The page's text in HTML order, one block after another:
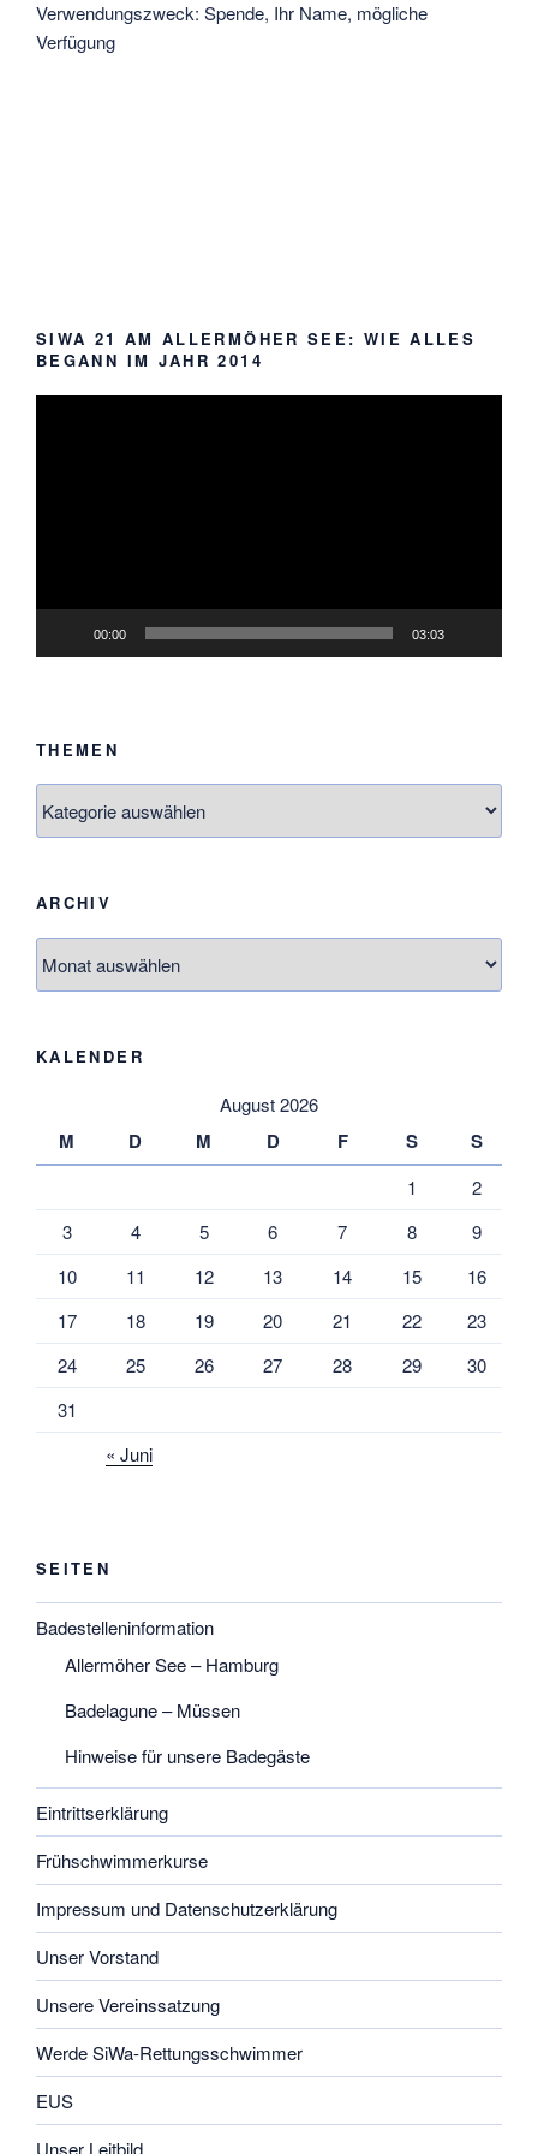
Verwendungszweck: Spende, Ihr Name, mögliche
Verfügung
SIWA 21 AM ALLERMÖHER SEE: WIE ALLES
BEGANN IM JAHR 2014
00:00 03:03
THEMEN
ARCHIV
KALENDER
August 2026
M D M D F S S
1
2
3
4 5 6 7 8
9
10
11 12 13 14 15
16
17
18 19 20 21 22
23
24
25 26 27 28 29
30
31
« Juni
SEITEN
Badestelleninformation
Allermöher See – Hamburg
Badelagune – Müssen
Hinweise für unsere Badegäste
Eintrittserklärung
Frühschwimmerkurse
Impressum und Datenschutzerklärung
Unser Vorstand
Unsere Vereinssatzung
Werde SiWa-Rettungsschwimmer
EUS
Unser Leitbild